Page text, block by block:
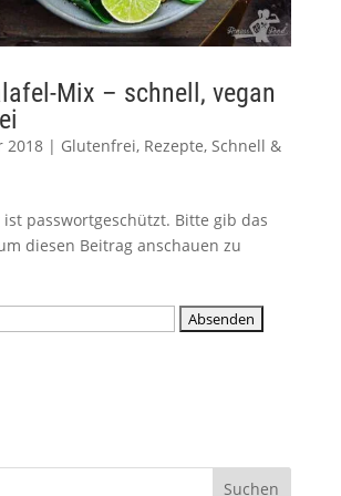
Mix – schnell, vegan
2018| Glutenfrei, Rezepte, Schnell &
ist passwortgeschützt. Bitte gib das
diesen Beitrag anschauen zu